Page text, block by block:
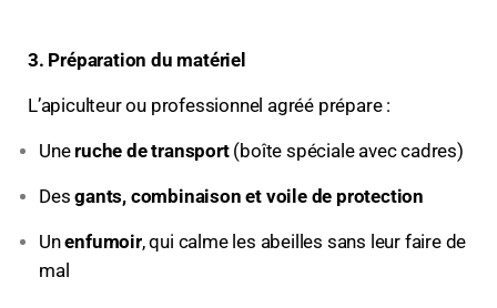
3. Préparation du matériel
L’apiculteur ou professionnel agréé prépare :
Une ruche de transport(boîte spéciale avec cadres)
Desgants, combinaison et voile de protection
Unenfumoir, qui calme les abeilles sans leur faire de
mal